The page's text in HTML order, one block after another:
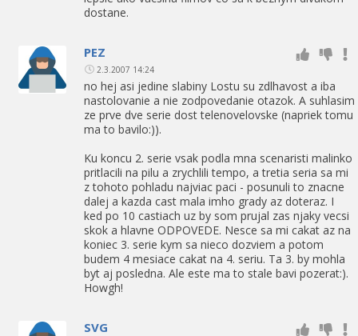
dostane.
PEZ
2.3.2007 14:24
no hej asi jedine slabiny Lostu su zdlhavost a iba
nastolovanie a nie zodpovedanie otazok. A suhlasim
ze prve dve serie dost telenovelovske (napriek tomu
ma to bavilo:)).
Ku koncu 2. serie vsak podla mna scenaristi malinko
pritlacili na pilu a zrychlili tempo, a tretia seria sa mi
z tohoto pohladu najviac paci - posunuli to znacne
dalej a kazda cast mala imho grady az doteraz. I
ked po 10 castiach uz by som prujal zas njaky vecsi
skok a hlavne ODPOVEDE. Nesce sa mi cakat az na
koniec 3. serie kym sa nieco dozviem a potom
budem 4 mesiace cakat na 4. seriu. Ta 3. by mohla
byt aj posledna. Ale este ma to stale bavi pozerat:).
Howgh!
SVG